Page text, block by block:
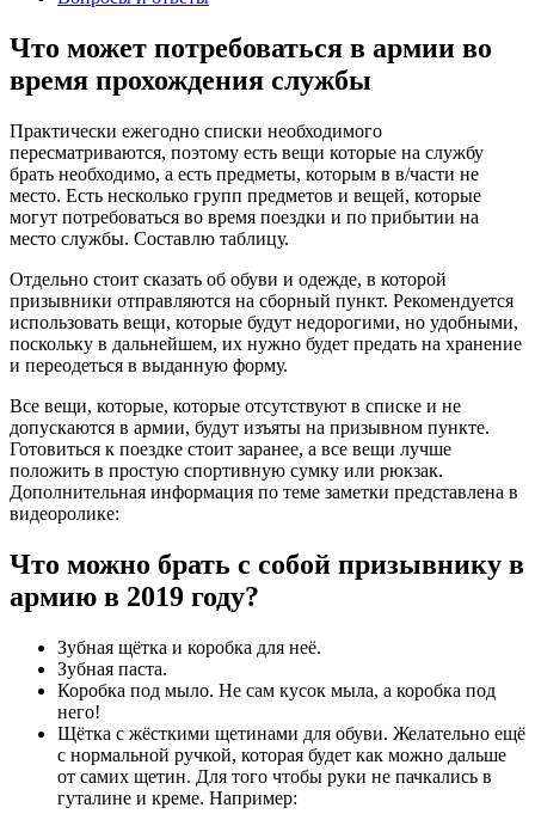
Что может потребоваться в армии во
время прохождения службы
Практически ежегодно списки необходимого
пересматриваются, поэтому есть вещи которые на службу
брать необходимо, а есть предметы, которым в в/части не
место. Есть несколько групп предметов и вещей, которые
могут потребоваться во время поездки и по прибытии на
место службы. Составлю таблицу.
Отдельно стоит сказать об обуви и одежде, в которой
призывники отправляются на сборный пункт. Рекомендуется
использовать вещи, которые будут недорогими, но удобными,
поскольку в дальнейшем, их нужно будет предать на хранение
и переодеться в выданную форму.
Все вещи, которые, которые отсутствуют в списке и не
допускаются в армии, будут изъяты на призывном пункте.
Готовиться к поездке стоит заранее, а все вещи лучше
положить в простую спортивную сумку или рюкзак.
Дополнительная информация по теме заметки представлена в
видеоролике:
Что можно брать с собой призывнику в
армию в 2019 году?
Зубная щётка и коробка для неё.
Зубная паста.
Коробка под мыло. Не сам кусок мыла, а коробка под
него!
Щётка с жёсткими щетинами для обуви. Желательно ещё
с нормальной ручкой, которая будет как можно дальше
от самих щетин. Для того чтобы руки не пачкались в
гуталине и креме. Например: